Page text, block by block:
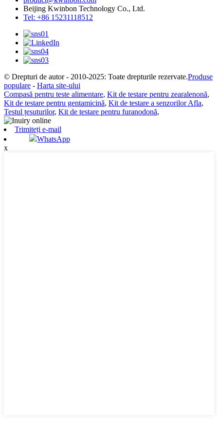
Beijing Kwinbon Technology Co., Ltd.
Tel: +86 15231118512
© Drepturi de autor - 2010-2025: Toate drepturile rezervate.Produse
populare - Harta site-ului
Compasă pentru teste alimentare, Kit de testare pentru zearalenonă,
Kit de testare pentru gentamicină, Kit de testare a senzorilor Afla,
Testul țesuturilor, Kit de testare pentru furanodonă,
Trimiteți e-mail
WhatsApp
x